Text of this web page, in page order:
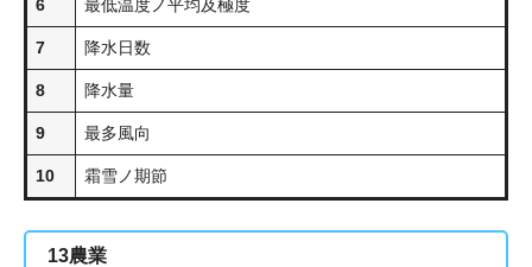
6 最低温度ノ平均及極度
7 降水日数
8 降水量
9 最多風向
10 霜雪ノ期節
13農業